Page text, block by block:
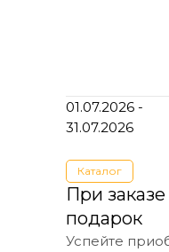
01.07.2026 -
31.07.2026
При заказе
подарок
Каталог
Успейте